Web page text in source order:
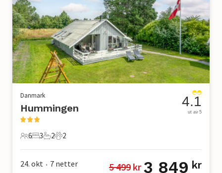
Danmark
Hummingen
6 Gjester
6
3 Soverom
3
2 Bad
2
2 Kjæledyr
2
4.1
ut av 5
24. okt • 7 netter 5 499 kr 3 849 kr